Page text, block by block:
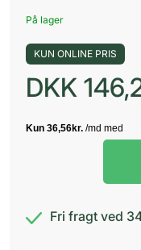
På lager
KUN ONLINE PRIS
DKK
antal Fri fragt ved